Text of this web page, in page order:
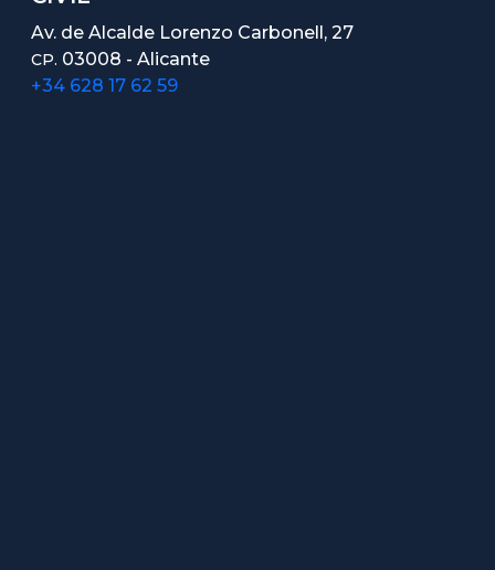
Av. de Alcalde Lorenzo Carbonell, 27
CP. 03008 - Alicante
+34 628 17 62 59